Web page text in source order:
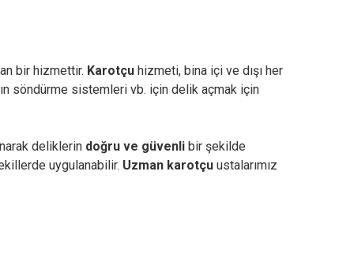
bir hizmettir. Karotçu hizmeti, bina içi ve dışı her
söndürme sistemleri vb. için delik açmak için
deliklerin doğru ve güvenli bir şekilde
uygulanabilir. Uzman karotçu ustalarımız